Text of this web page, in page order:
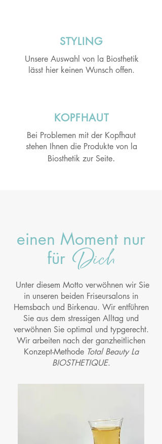
STYLING
Unsere Auswahl von la Biosthetik
lässt hier keinen Wunsch offen.
KOPFHAUT
Bei Problemen mit der Kopfhaut
stehen Ihnen die Produkte von la
Biosthetik zur Seite.
einen Moment nur
fürDich
Unter diesem Motto verwöhnen wir Sie
in unseren beiden Friseursalons in
Hemsbach und Birkenau. Wir entführen
Sie aus dem stressigen Alltag und
verwöhnen Sie optimal und typgerecht.
Wir arbeiten nach der ganzheitlichen
Konzept-Methode Total Beauty La
BIOSTHETIQUE.